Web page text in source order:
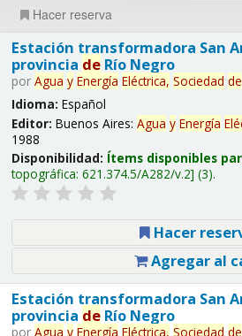
Hacer reserva
Estación transformadora San
provincia deRío Negro
por Agua y Energía Eléctrica, Sociedad de
Idioma: Español
Editor: Buenos Aires: Agua y Energía
1988
Disponibilidad: Ítems disponibles
topográfica: 621.374.5/A282/v.2 (3).
Hacer
Agregar al
Estación transformadora San
provincia deRío Negro
por Agua y Energía Eléctrica, Sociedad de